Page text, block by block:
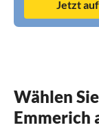
Jetzt
Wählen
Emmerich